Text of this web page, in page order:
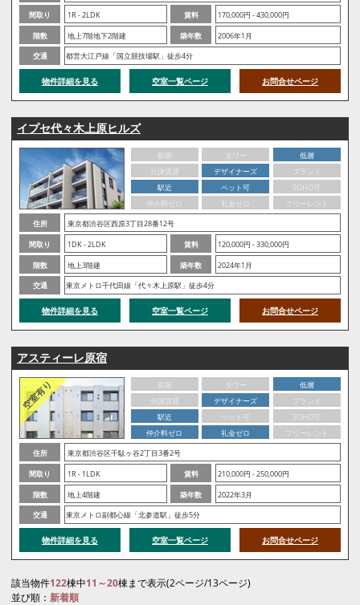
間取り
1R - 2LDK 賃料
170,000円 - 430,000円
階数
地上7階地下2階建 築年数
2006年1月
交通
都営大江戸線「国立競技場駅」徒歩4分
物件詳細を見る 空室一覧ページ お問合せページ
イプセ代々木上原ヒルズ
新築 タワー
低層
分譲賃貸
デザイナーズ
ブランド
駅近
ペット可
SOHO可
仲介料ゼロ
礼金ゼロ
フリーレント
住所
東京都渋谷区西原3丁目28番12号
間取り
1DK - 2LDK 賃料
120,000円 - 330,000円
階数
地上3階建 築年数
2024年1月
交通
東京メトロ千代田線「代々木上原駅」徒歩4分
物件詳細を見る 空室一覧ページ お問合せページ
アスティーレ原宿
新築 タワー
低層
分譲賃貸
デザイナーズ
ブランド
駅近
ペット可
SOHO可
仲介料ゼロ
礼金ゼロ
フリーレント
住所
東京都渋谷区千駄ヶ谷2丁目3番2号
間取り
1R - 1LDK 賃料
210,000円 - 250,000円
階数
地上4階建 築年数
2022年3月
交通
東京メトロ副都心線「北参道駅」徒歩5分
物件詳細を見る 空室一覧ページ お問合せページ
該当物件122棟中11～20棟まで表示(2ページ/13ページ)
並び順： 新着順